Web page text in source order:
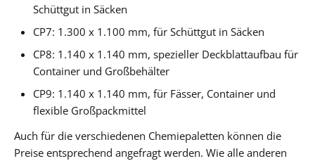
Schüttgut in Säcken
CP7: 1.300 x 1.100 mm, für Schüttgut in Säcken
CP8: 1.140 x 1.140 mm, spezieller Deckblattaufbau für
Container und Großbehälter
CP9: 1.140 x 1.140 mm, für Fässer, Container und
flexible Großpackmittel
Auch für die verschiedenen Chemiepaletten können die
Preise entsprechend angefragt werden. Wie alle anderen